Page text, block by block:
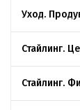
Уход.
Стайлинг.
Стайлинг.